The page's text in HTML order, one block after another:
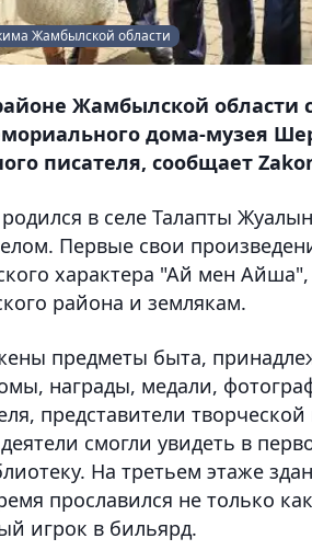
Жамбылской области
Жамбылской области
дома-музея
писателя, сообщает
в селе Талапты
Первые свои
характера "Ай мен
района и землякам.
предметы быта,
награды, медали,
представители
смогли увидеть в
На третьем этаже
прославился не только
игрок в бильярд.